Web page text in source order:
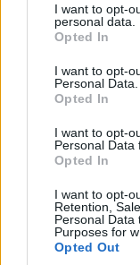
not limited to your
grant or deny
use your data for
consent section.
I want to opt-
personal data.
Opted In
I want to opt-
Personal Data.
Opted In
I want to opt-
Personal Data
Opted In
I want to opt-
Retention,
Personal Data
Purposes for
Opted Out